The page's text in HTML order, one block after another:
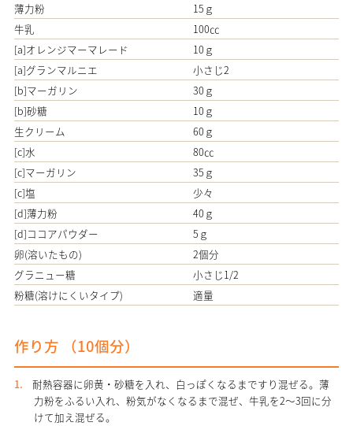
薄力粉
15ｇ
牛乳
100㏄
[a]オレンジマーマレード
10ｇ
[a]グランマルニエ
小さじ2
[b]マーガリン
30ｇ
[b]砂糖
10ｇ
生クリーム
60ｇ
[c]水
80㏄
[c]マーガリン
35ｇ
[c]塩
少々
[d]薄力粉
40ｇ
[d]ココアパウダー
5ｇ
卵(溶いたもの)
2個分
グラニュー糖
小さじ1/2
粉糖(溶けにくいタイプ)
適量
作り方 （10個分）
耐熱容器に卵黄・砂糖を入れ、白っぽくなるまですり混ぜる。薄
力粉をふるい入れ、粉気がなくなるまで混ぜ、牛乳を2～3回に分
けて加え混ぜる。